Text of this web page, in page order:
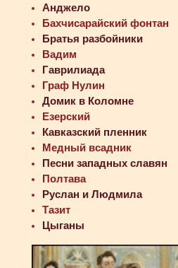
Анджело
Бахчисарайский фонтан
Братья разбойники
Вадим
Гаврилиада
Граф Нулин
Домик в Коломне
Езерский
Кавказский пленник
Медный всадник
Песни западных славян
Полтава
Руслан и Людмила
Тазит
Цыганы